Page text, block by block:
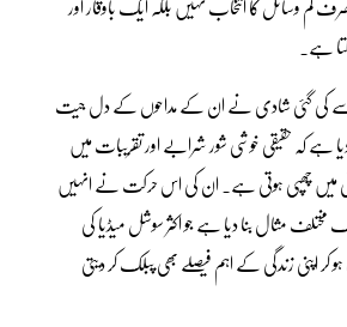
ہے۔
کی گئی شادی نے ان کے مداحوں کے دل جیت
ہے کہ حقیقی خوشی شور شرابے اور تقریبات میں
میں چھپی ہوتی ہے۔ ان کی اس حرکت نے انہیں
مثال بنا دیا ہے جو اکثر سوشل میڈیا کی
زندگی کے اہم فیصلے بھی پبلک کر دیتی